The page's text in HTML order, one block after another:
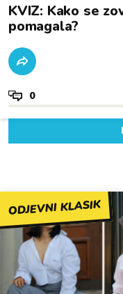
KVIZ: Kako se
pomagala?
0
ODJEVNI KLASIK